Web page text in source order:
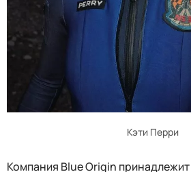
Кэти Перри
Компания Blue Origin